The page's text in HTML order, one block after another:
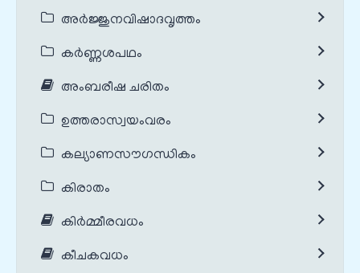
അർജ്ജുനവിഷാദവൃത്തം
കർണ്ണശപഥം
അംബരീഷ ചരിതം
ഉത്തരാസ്വയംവരം
കല്യാണസൗഗന്ധികം
കിരാതം
കിർമ്മീരവധം
കീചകവധം